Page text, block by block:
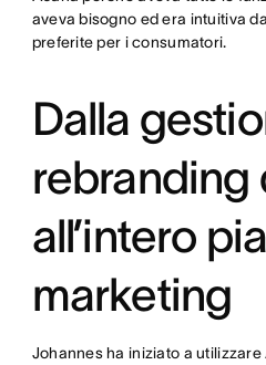
aveva bisogno ed era intuitiva
preferite per i consumatori.
Dalla
rebranding
all’intero
marketing
Johannes ha iniziato a